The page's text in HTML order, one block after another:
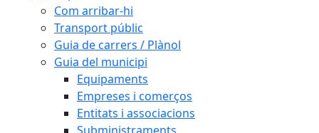
Com arribar-hi
Transport públic
Guia de carrers / Plànol
Guia del municipi
Equipaments
Empreses i comerços
Entitats i associacions